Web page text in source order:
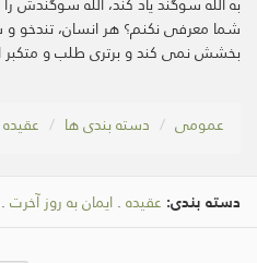
شما معرفی نکنم؟ هر انسان، تندخو
بخشش نمی کند و برتری طلب و
عمومی دسته بندی ها عقیده
دسته بندی: عقیده . ایمان به روز آخرت .